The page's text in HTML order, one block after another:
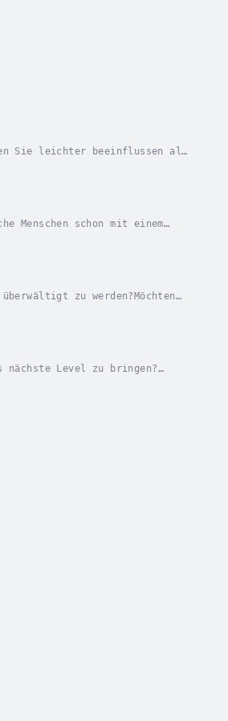
Sie leichter beeinflussen als
Menschen schon mit einem
zu werden?Möchten
Level zu bringen?